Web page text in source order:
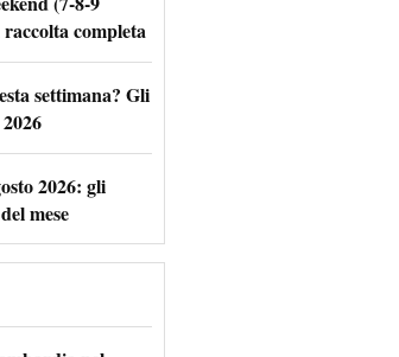
completa
settimana? Gli
2026: gli
mese